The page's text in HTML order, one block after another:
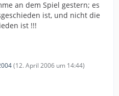
an dem Spiel gestern; es
ist, und nicht die
ist !!!
(12. April 2006 um 14:44)